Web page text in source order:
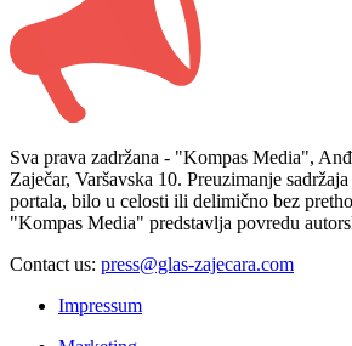
Sva prava zadržana - "Kompas Media",
Zaječar, Varšavska 10. Preuzimanje
portala, bilo u celosti ili delimično bez
"Kompas Media" predstavlja povredu
Contact us: press@glas-zajecara.com
Impressum